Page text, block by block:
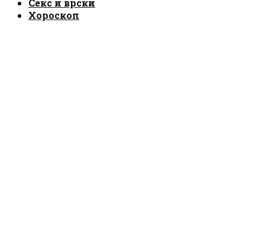
Секс и врски
Хороскоп